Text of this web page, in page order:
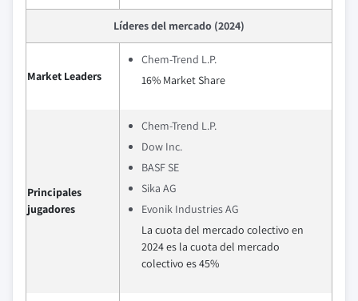
Líderes del mercado (2024)
Market Leaders
Chem-Trend L.P.
16% Market Share
Principales
jugadores
Chem-Trend L.P.
Dow Inc.
BASF SE
Sika AG
Evonik Industries AG
La cuota del mercado colectivo en
2024 es la cuota del mercado
colectivo es 45%